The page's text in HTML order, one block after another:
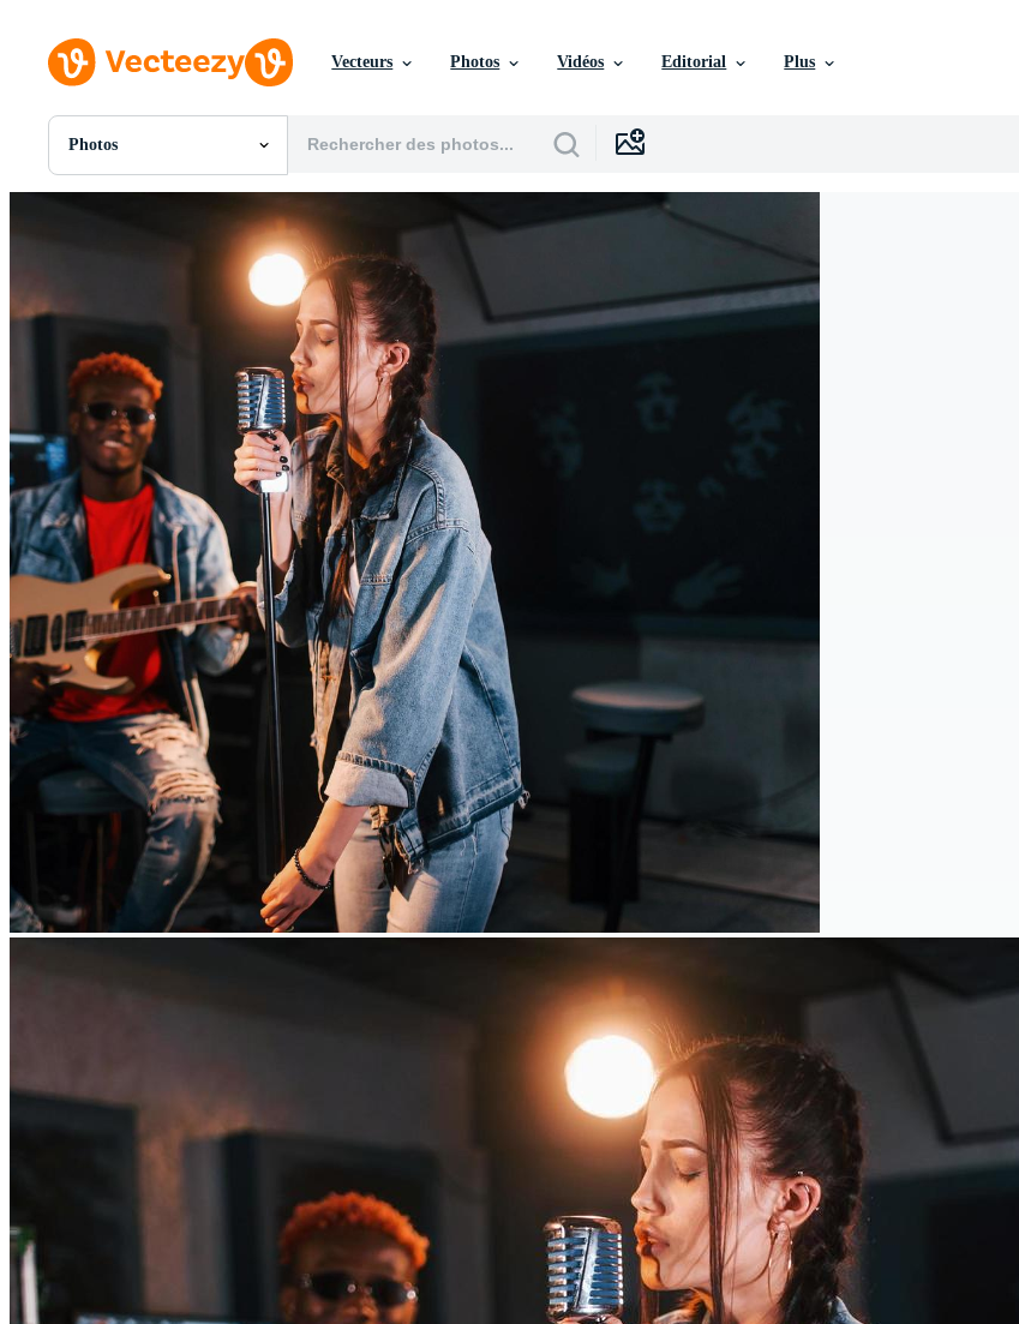
Vecteurs Photos Vidéos Editorial Plus
Photos
Toutes Images
Vecteurs
Vidéos
Motion graphics
Images Éditoriales
Événements Éditoriaux